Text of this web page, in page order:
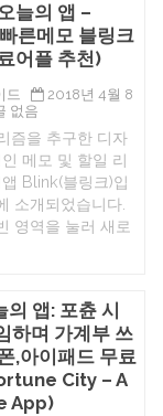
산
기
,
늘의 앱 –
른메모 블링크
어플 추천)
드
2018년 4월 8
없음
즘을 추구한 디자
메모 및 할일 리
Blink(블링크)입
소개되었습니다.
영역을 눌러 새로
의 앱: 포츈 시
하며 가계부 쓰
,아이패드 무료
City – A
App)